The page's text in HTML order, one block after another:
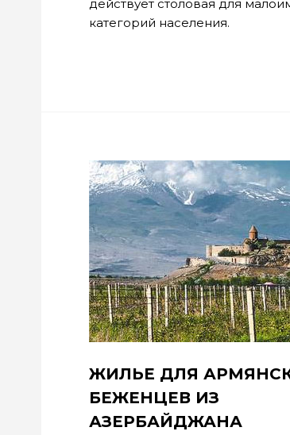
действует столовая для
категорий населения.
ЖИЛЬЕ ДЛЯ
БЕЖЕНЦЕВ ИЗ
АЗЕРБАЙДЖАНА